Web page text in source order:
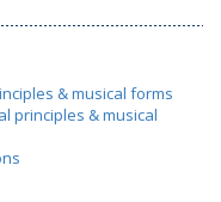
& musical forms
principles & musical